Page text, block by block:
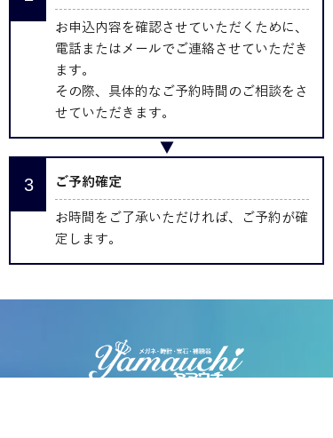
お申込内容を確認させていただくために、
電話またはメールでご連絡させていただき
ます。
その際、具体的なご予約時間のご相談をさ
せていただきます。
ご予約確定
お時間をご了承いただければ、ご予約が確
定します。